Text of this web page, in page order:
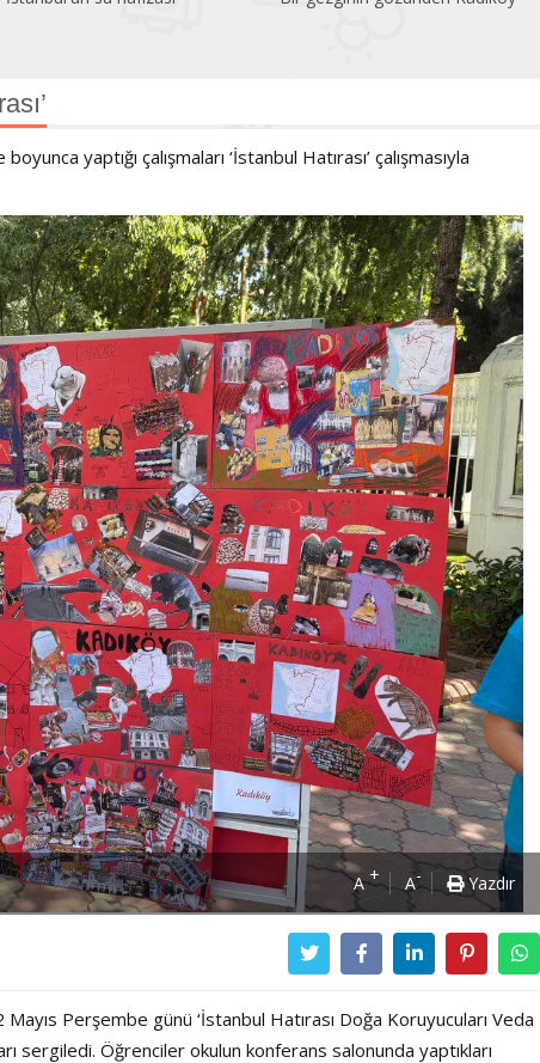
yaptığı çalışmaları ‘İstanbul Hatırası’ çalışmasıyla
A+ A- Yazdır
Perşembe günü ‘İstanbul Hatırası Doğa Koruyucuları Veda
sergiledi. Öğrenciler okulun konferans salonunda yaptıkları